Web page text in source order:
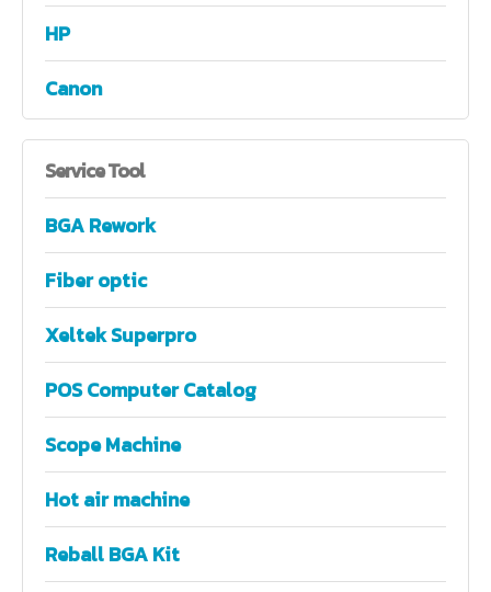
HP
Canon
ServiceTool
BGA Rework
Fiber optic
Xeltek Superpro
POS Computer Catalog
Scope Machine
Hot air machine
Reball BGA Kit